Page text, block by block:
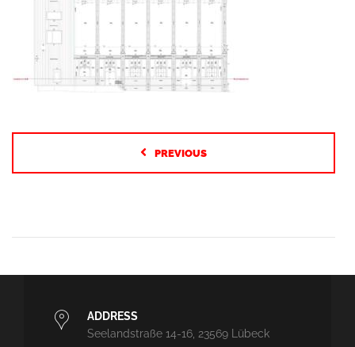
PREVIOUS
ADDRESS
Seelandstraße 14-16, 23569 Lübeck